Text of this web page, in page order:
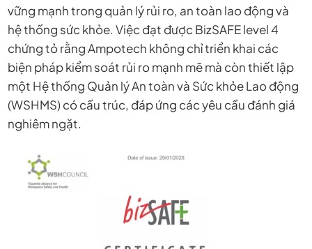
vững mạnh trong quản lý rủi ro, an toàn lao động và
hệ thống sức khỏe. Việc đạt được BizSAFE level 4
chứng tỏ rằng Ampotech không chỉ triển khai các
biện pháp kiểm soát rủi ro mạnh mẽ mà còn thiết lập
một Hệ thống Quản lý An toàn và Sức khỏe Lao động
(WSHMS) có cấu trúc, đáp ứng các yêu cầu đánh giá
nghiêm ngặt.